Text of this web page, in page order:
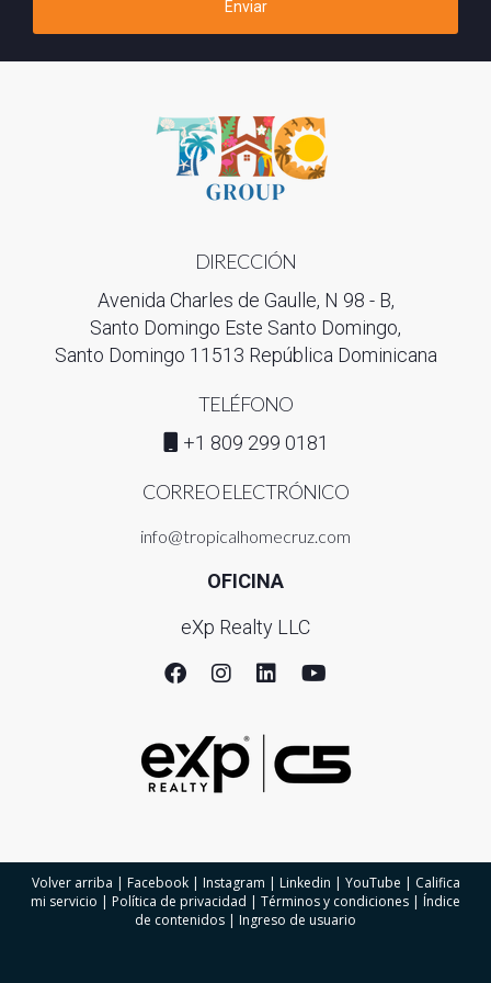
préstamos en dólares estadounidenses, lo cual puede ser
beneficioso para aquellos que prefieren evitar el riesgo de
Enviar
DIRECCIÓN
Avenida Charles de Gaulle, N 98 - B,
Santo Domingo Este Santo Domingo,
Santo Domingo 11513 República Dominicana
TELÉFONO
+1 809 299 0181
CORREO ELECTRÓNICO
info@tropicalhomecruz.com
OFICINA
eXp Realty LLC
Volver arriba | Facebook| Instagram | Linkedin | YouTube | Califica
mi servicio | Política de privacidad | Términos y condiciones | Índice
de contenidos | Ingreso de usuario